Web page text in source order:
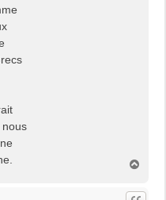
nous
u